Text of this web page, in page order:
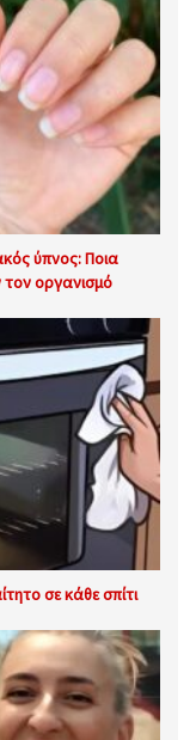
ύπνος: Ποια
τον οργανισμό
σε κάθε σπίτι